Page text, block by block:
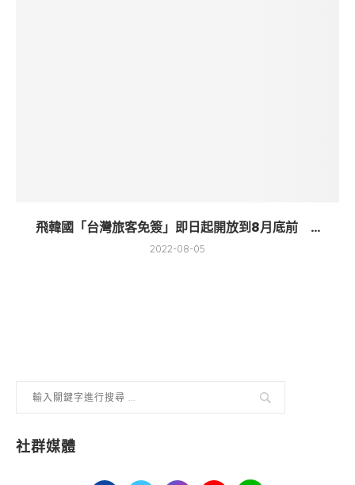
飛韓國「台灣旅客免簽」即日起開放到8月底前 ...
2022-08-05
社群媒體